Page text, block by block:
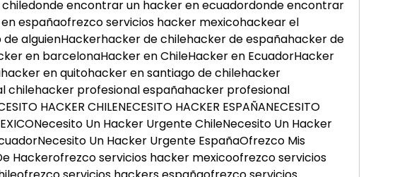
encontrar un hacker en ecuadordonde encontrar
españaofrezco servicios hacker mexicohackear el
alguienHackerhacker de chilehacker de españahacker de
en barcelonaHacker en ChileHacker en EcuadorHacker
en quitohacker en santiago de chilehacker
chilehacker profesional españahacker profesional
HACKER CHILENECESITO HACKER ESPAÑANECESITO
Un Hacker Urgente ChileNecesito Un Hacker
Un Hacker Urgente EspañaOfrezco Mis
Hackerofrezco servicios hacker mexicoofrezco servicios